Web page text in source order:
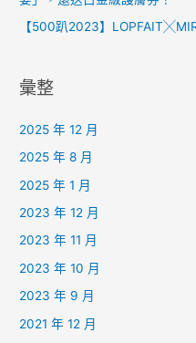
【500趴2023】
彙整
2025 年 12 月
2025 年 8 月
2025 年 1 月
2023 年 12 月
2023 年 11 月
2023 年 10 月
2023 年 9 月
2021 年 12 月